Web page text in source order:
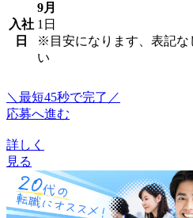
入社
日
9月
1日
※目安になります、表記な
い
＼最短45秒で完了／
応募へ進む
詳しく
見る